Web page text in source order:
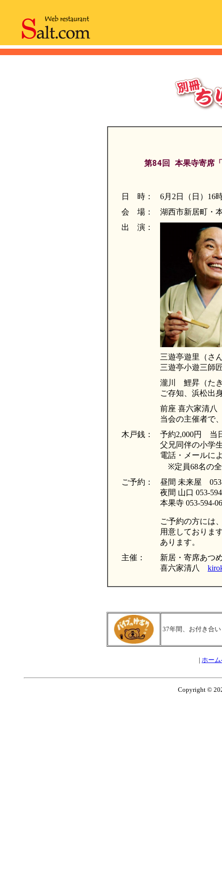
第84回 本果寺寄席
日 時：
6月2日（日）16
会 場：
湖西市新居町
出 演：
三遊亭遊里（さ
三遊亭小遊三師
瀧川 鯉昇（た
ご存知、浜松出
前座 喜六家清八
当会の主催者で
木戸銭：
予約2,000円 当
父兄同伴の小学
電話・メールに
※定員68名の
ご予約：
昼間 未来屋
夜間 山口 053-
本果寺 053-594-
ご予約の方には
用意しておりま
あります。
主催：
新居・寄席あつ
喜六家清八
37年間、お付き合
| ホー
Copyright ©